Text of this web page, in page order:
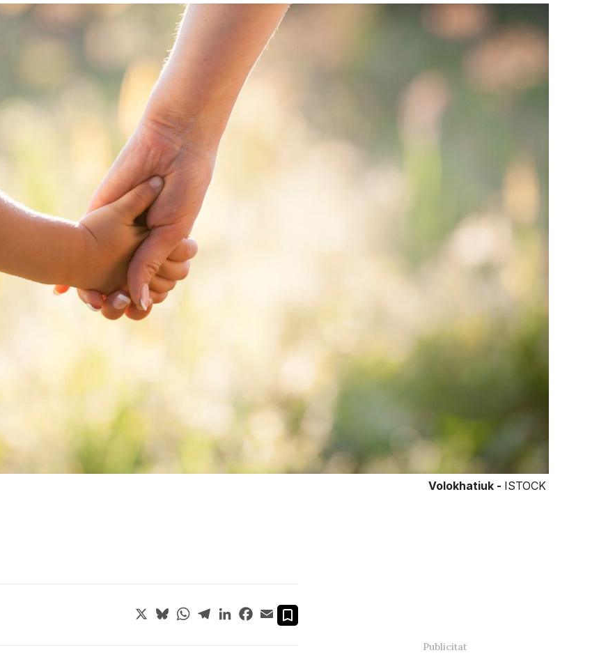
Volokhatiuk - ISTOCK
X BlueskyWhatsApp
TelegramLinkedInFacebook
Email